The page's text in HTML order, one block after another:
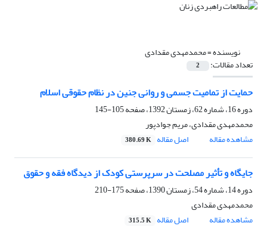
نویسنده =محمدمهدی مقدادی
تعداد مقالات: 2
حمایت از تمامیت جسمی و روانی جنین در نظام حقوقی اسلام
دوره 16، شماره 62، زمستان 1392، صفحه
105-145
محمدمهدی مقدادی، مریم جوادپور
مشاهده مقاله
اصل مقاله 380.69 K
جایگاه و تأثیر مصلحت در سرپرستی کودک از دیدگاه فقه و حقوق
دوره 14، شماره 54، زمستان 1390، صفحه
175-210
محمدمهدی مقدادی
مشاهده مقاله
اصل مقاله 315.5 K